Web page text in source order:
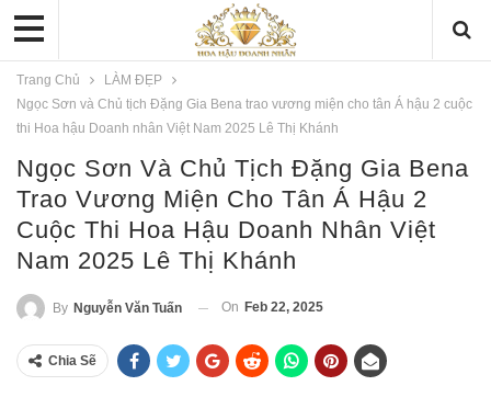
Trang Chủ
LÀM ĐẸP
Ngọc Sơn và Chủ tịch Đặng Gia Bena trao vương miện cho tân Á hậu 2 cuộc
thi Hoa hậu Doanh nhân Việt Nam 2025 Lê Thị Khánh
Ngọc Sơn Và Chủ Tịch Đặng Gia Bena
Trao Vương Miện Cho Tân Á Hậu 2
Cuộc Thi Hoa Hậu Doanh Nhân Việt
Nam 2025 Lê Thị Khánh
By Nguyễn Văn Tuấn On Feb 22, 2025
Chia Sẽ